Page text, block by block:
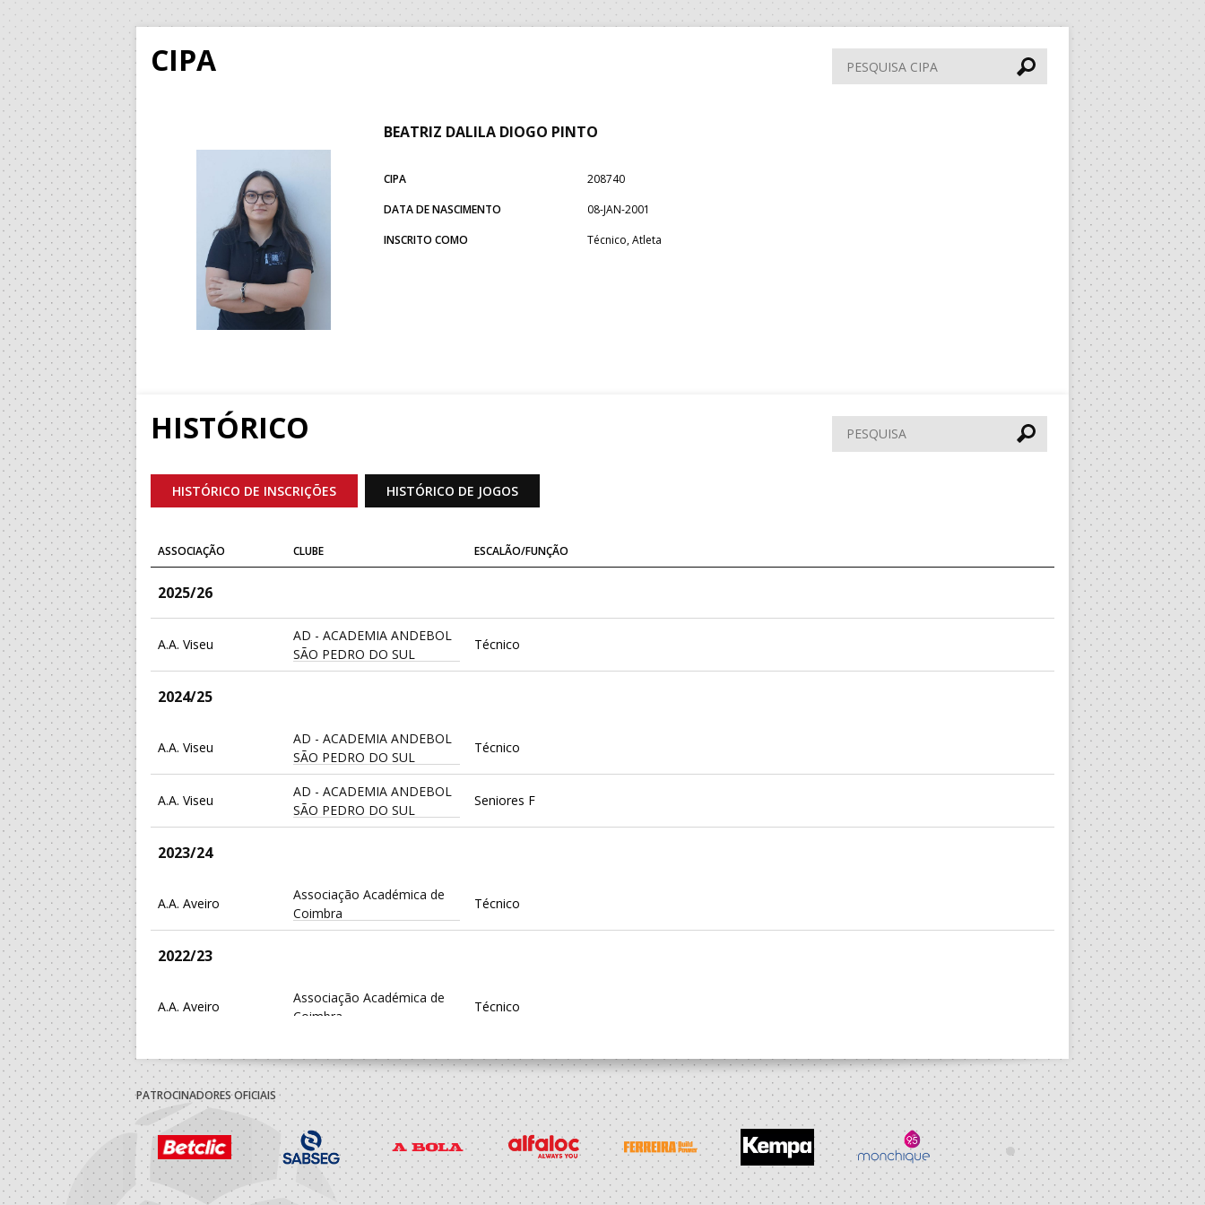
CIPA
Pesquisa
CIPA
BEATRIZ DALILA DIOGO PINTO
CIPA
208740
DATA DE NASCIMENTO
08-JAN-2001
INSCRITO COMO
Técnico, Atleta
HISTÓRICO Pesquisar
HISTÓRICO DE INSCRIÇÕES HISTÓRICO DE JOGOS
ASSOCIAÇÃO CLUBE ESCALÃO/FUNÇÃO
2025/26
A.A. Viseu
AD - ACADEMIA ANDEBOL
SÃO PEDRO DO SUL
Técnico
2024/25
A.A. Viseu
AD - ACADEMIA ANDEBOL
SÃO PEDRO DO SUL
Técnico
A.A. Viseu
AD - ACADEMIA ANDEBOL
SÃO PEDRO DO SUL
Seniores F
2023/24
A.A. Aveiro
Associação Académica de
Coimbra
Técnico
2022/23
A.A. Aveiro
Associação Académica de
Coimbra
Técnico
2021/22
A.A. Aveiro
Associação Académica de
Coimbra
Técnico
A.A. Aveiro
Associação Académica de
Coimbra
SUB-20 F
PATROCINADORES OFICIAIS